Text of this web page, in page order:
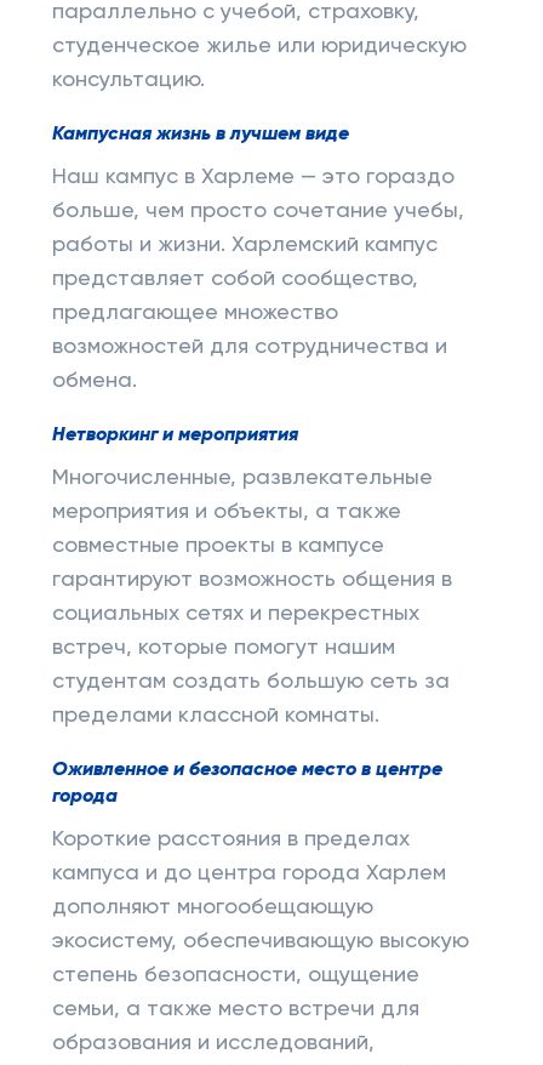
параллельно с учебой, страховку,
студенческое жилье или юридическую
консультацию.
Кампусная жизнь в лучшем виде
Наш кампус в Харлеме — это гораздо
больше, чем просто сочетание учебы,
работы и жизни. Харлемский кампус
представляет собой сообщество,
предлагающее множество
возможностей для сотрудничества и
обмена.
Нетворкинг и мероприятия
Многочисленные, развлекательные
мероприятия и объекты, а также
совместные проекты в кампусе
гарантируют возможность общения в
социальных сетях и перекрестных
встреч, которые помогут нашим
студентам создать большую сеть за
пределами классной комнаты.
Оживленное и безопасное место в центре
города
Короткие расстояния в пределах
кампуса и до центра города Харлем
дополняют многообещающую
экосистему, обеспечивающую высокую
степень безопасности, ощущение
семьи, а также место встречи для
образования и исследований,